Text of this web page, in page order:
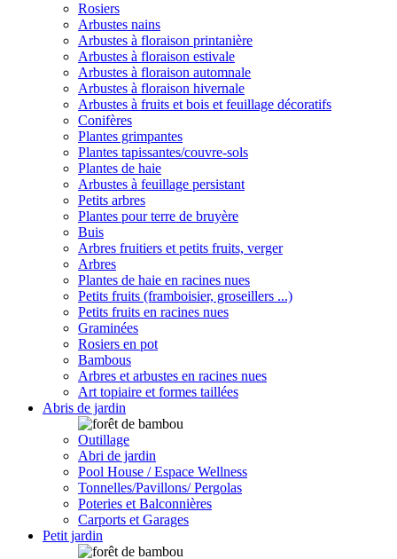
Rosiers
Arbustes nains
Arbustes à floraison printanière
Arbustes à floraison estivale
Arbustes à floraison automnale
Arbustes à floraison hivernale
Arbustes à fruits et bois et feuillage décoratifs
Conifères
Plantes grimpantes
Plantes tapissantes/couvre-sols
Plantes de haie
Arbustes à feuillage persistant
Petits arbres
Plantes pour terre de bruyère
Buis
Arbres fruitiers et petits fruits, verger
Arbres
Plantes de haie en racines nues
Petits fruits (framboisier, groseillers ...)
Petits fruits en racines nues
Graminées
Rosiers en pot
Bambous
Arbres et arbustes en racines nues
Art topiaire et formes taillées
Abris de jardin
Outillage
Abri de jardin
Pool House / Espace Wellness
Tonnelles/Pavillons/ Pergolas
Poteries et Balconnières
Carports et Garages
Petit jardin